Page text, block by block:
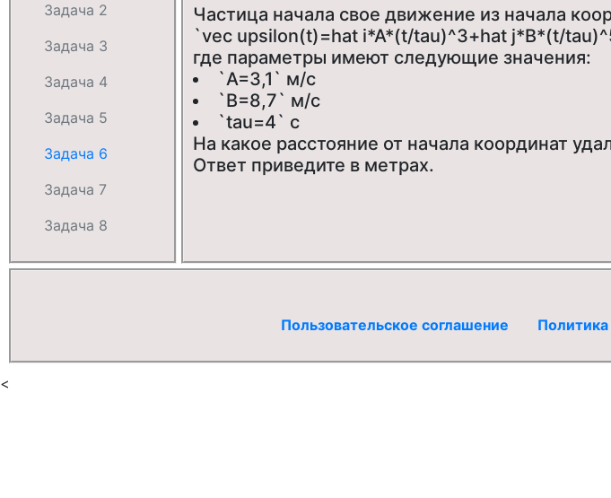
Частица начала свое движение из начала
`vec upsilon(t)=hat i*A*(t/tau)^3+hat j*B*(t/
где параметры имеют следующие значения:
`A=3,1` м/с
`B=8,7` м/с
`tau=4` с
На какое расстояние от начала координат
Ответ приведите в метрах.
Задача 2
Задача 3
Задача 4
Задача 5
Задача 6
Задача 7
Задача 8
Пользовательское соглашение
<